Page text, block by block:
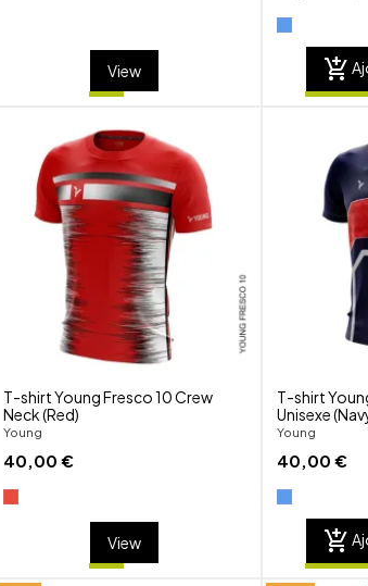
View add_shopping_cart
T-shirt Young Fresco 10 Crew
Neck (Red)
Young
40,00 €
View
T-shirt
Unisexe
Young
40,00 €
add_shopping_cart